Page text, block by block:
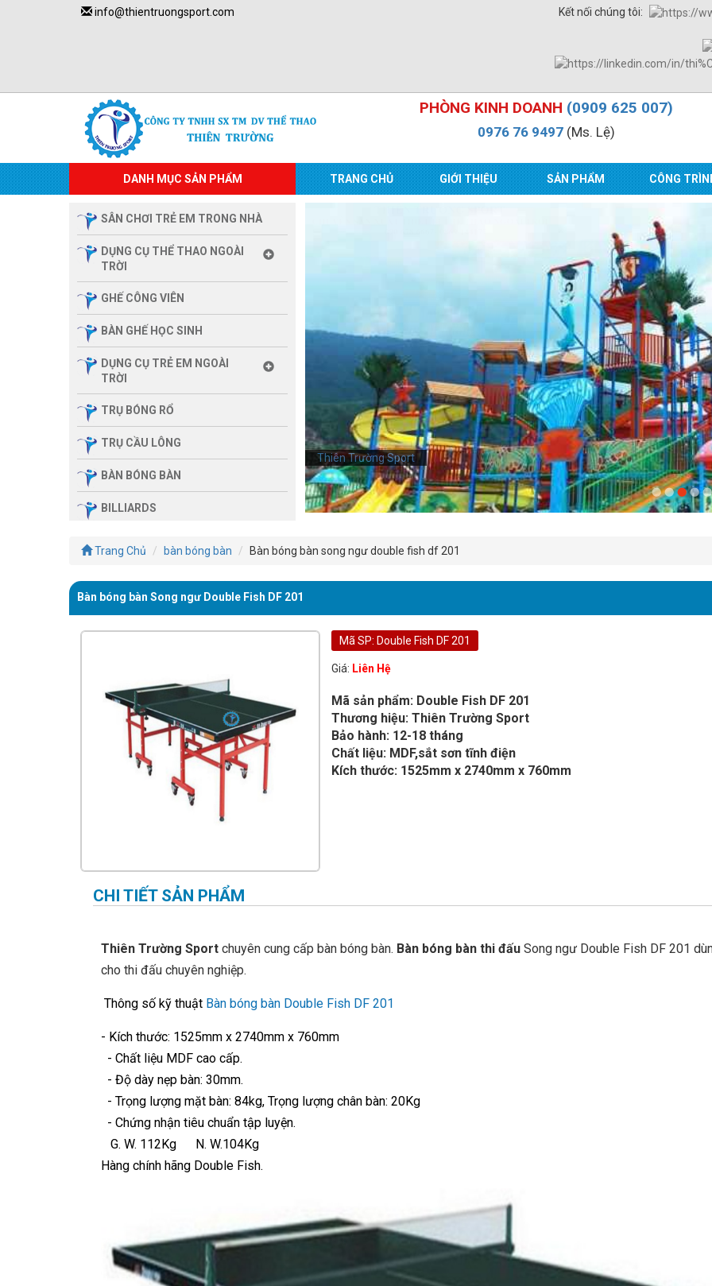
info@thientruongsport.com Kết nối chúng tôi:
PHÒNG KINH DOANH (0909 625 007)
0976 76 9497(Ms. Lệ)
DANH MỤC SẢN PHẨM TRANG CHỦ GIỚI THIỆU SẢN PHẨM CÔNG
SÂN CHƠI TRẺ EM TRONG NHÀ
DỤNG CỤ THỂ THAO NGOÀI
TRỜI
GHẾ CÔNG VIÊN
BÀN GHẾ HỌC SINH
DỤNG CỤ TRẺ EM NGOÀI
TRỜI
TRỤ BÓNG RỔ
TRỤ CẦU LÔNG
BÀN BÓNG BÀN
BILLIARDS
ĐÌNH
FITNESS
THIẾT BỊ PHÒNG GYM
IMPULSE FITNESS
THIẾT BỊ PHÒNG GYM THIÊN
TRƯỜNG
CỎ NHÂN TẠO
Thiên Trường Sport
Thiên Trường Sport
Trang Chủ bàn bóng bàn Bàn bóng bàn song ngư double fish df 201
Bàn bóng bàn Song ngư Double Fish DF 201
Mã SP: Double Fish DF 201
Giá: Liên Hệ
Mã sản phẩm: Double Fish DF 201
Thương hiệu: Thiên Trường Sport
Bảo hành: 12-18 tháng
Chất liệu: MDF,sắt sơn tĩnh điện
Kích thước: 1525mm x 2740mm x 760mm
CHI TIẾT SẢN PHẨM
Thiên Trường Sport chuyên cung cấp bàn bóng bàn. Bàn bóng bàn thi đấu Song ngư Double Fish DF 201
cho thi đấu chuyên nghiệp.
Thông số kỹ thuật Bàn bóng bàn Double Fish DF 201
- Kích thước: 1525mm x 2740mm x 760mm
- Chất liệu MDF cao cấp.
- Độ dày nẹp bàn: 30mm.
- Trọng lượng mặt bàn: 84kg, Trọng lượng chân bàn: 20Kg
- Chứng nhận tiêu chuẩn tập luyện.
G. W. 112Kg N. W.104Kg
Hàng chính hãng Double Fish.